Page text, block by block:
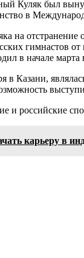
Куляк был
в
на
в начале
Казани,
российские
карьеру в